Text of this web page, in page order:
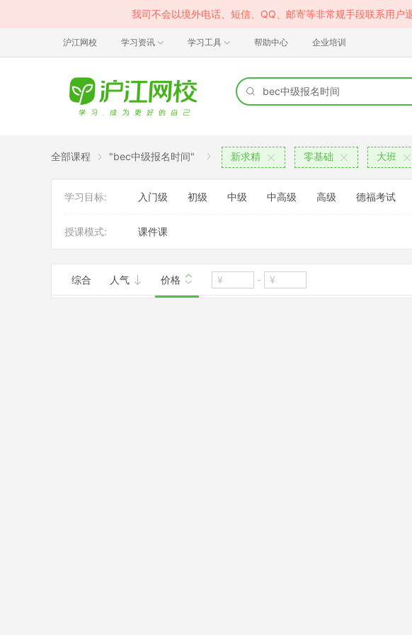
我司不会以境外电话、短信、QQ、邮寄等非常规手段联系用户
沪江网校 学习资讯 学习工具 帮助中心 企业培训
全部课程 "bec中级报名时间" 新求精 零基础 大班
学习目标: 入门级 初级 中级 中高级 高级 德福考试
授课模式: 课件课
综合 人气 价格 -